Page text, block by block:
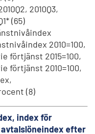
2010Q3,
(65)
2010=100,
förtjänst 2015=100,
förtjänst 2010=100,
(8)
index för
efter